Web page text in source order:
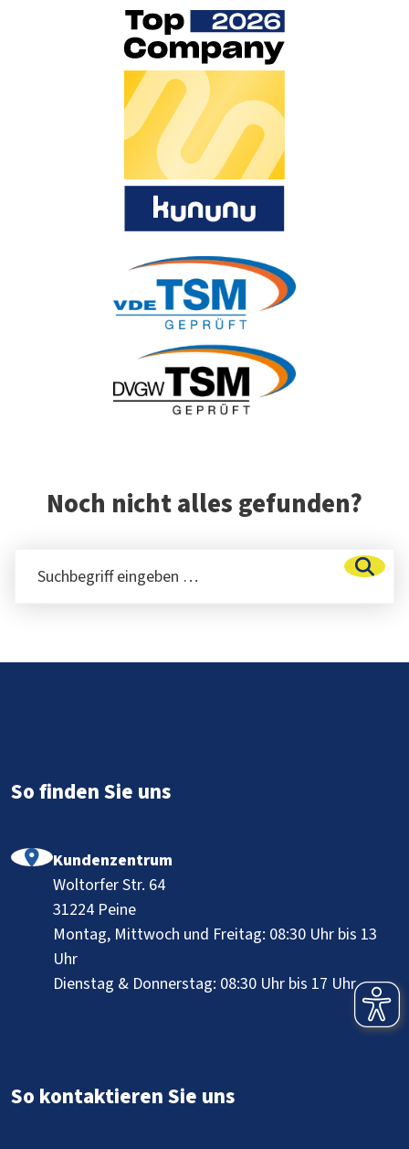
Noch nicht alles gefunden?
Suchbegriff eingeben …
So finden Sie uns
Kundenzentrum
Woltorfer Str. 64
31224 Peine
Montag, Mittwoch und Freitag: 08:30 Uhr bis 13
Uhr
Dienstag & Donnerstag: 08:30 Uhr bis 17 Uhr
So kontaktieren Sie uns